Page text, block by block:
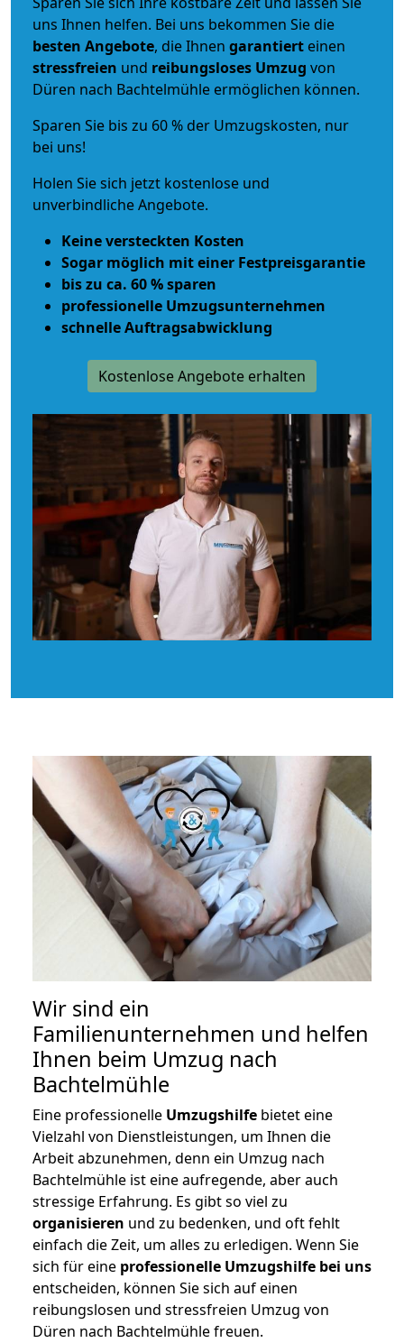
uns Ihnen helfen. Bei uns bekommen Sie die
besten Angebote, die Ihnen garantiert einen
stressfreien und reibungsloses Umzug von
Düren nach Bachtelmühle ermöglichen können.
Sparen Sie bis zu 60 % der Umzugskosten, nur
bei uns!
Holen Sie sich jetzt kostenlose und
unverbindliche Angebote.
Keine versteckten Kosten
Sogar möglich mit einer Festpreisgarantie
bis zu ca. 60 % sparen
professionelle Umzugsunternehmen
schnelle Auftragsabwicklung
Kostenlose Angebote erhalten
Wir sind ein
Familienunternehmen und helfen
Ihnen beim Umzug nach
Bachtelmühle
Eine professionelle Umzugshilfe bietet eine
Vielzahl von Dienstleistungen, um Ihnen die
Arbeit abzunehmen, denn ein Umzug nach
Bachtelmühle ist eine aufregende, aber auch
stressige Erfahrung. Es gibt so viel zu
organisieren und zu bedenken, und oft fehlt
einfach die Zeit, um alles zu erledigen. Wenn Sie
sich für eine professionelle Umzugshilfe bei uns
entscheiden, können Sie sich auf einen
reibungslosen und stressfreien Umzug von
Düren nach Bachtelmühle freuen.